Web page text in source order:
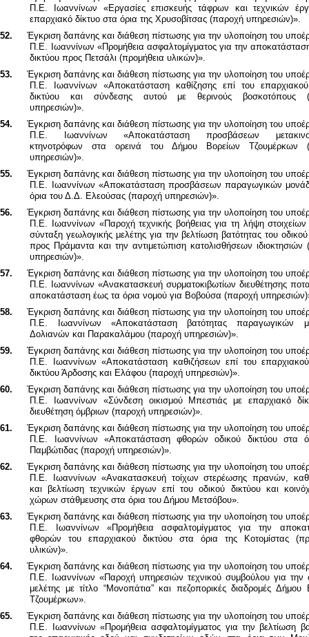
Π.Ε. Ιωαννίνων «Εργασίες επισκευής τάφρων και τεχνικών
επαρχιακό δίκτυο στα όρια της Χρυσοβίτσας (παροχή υπηρεσιών)».
Έγκριση δαπάνης και διάθεση πίστωσης για την υλοποίηση του
Π.Ε. Ιωαννίνων «Προμήθεια ασφαλτομίγματος για την
δικτύου προς Πετσάλι (προμήθεια υλικών)».
Έγκριση δαπάνης και διάθεση πίστωσης για την υλοποίηση του
Π.Ε. Ιωαννίνων «Αποκατάσταση καθίζησης επί του επαρχιακού
δικτύου και σύνδεσης αυτού με θερινούς βοσκοτόπους
υπηρεσιών)».
Έγκριση δαπάνης και διάθεση πίστωσης για την υλοποίηση του
Π.Ε. Ιωαννίνων «Αποκατάσταση προσβάσεων
κτηνοτρόφων στα ορεινά του Δήμου Βορείων Τζουμέρκων
υπηρεσιών)».
Έγκριση δαπάνης και διάθεση πίστωσης για την υλοποίηση του
Π.Ε. Ιωαννίνων «Αποκατάσταση προσβάσεων παραγωγικών
όρια του Δ.Δ. Ελεούσας (παροχή υπηρεσιών)».
Έγκριση δαπάνης και διάθεση πίστωσης για την υλοποίηση του
Π.Ε. Ιωαννίνων «Παροχή τεχνικής βοήθειας για τη λήψη στοιχείων
σύνταξη γεωλογικής μελέτης για την βελτίωση βατότητας του οδικού
προς Πράμαντα και την αντιμετώπιση κατολισθήσεων ιδιοκτησιών
υπηρεσιών)».
Έγκριση δαπάνης και διάθεση πίστωσης για την υλοποίηση του
Π.Ε. Ιωαννίνων «Ανακατασκευή συρματοκιβωτίων διευθέτησης
αποκατάσταση έως τα όρια νομού για Βοβούσα (παροχή
Έγκριση δαπάνης και διάθεση πίστωσης για την υλοποίηση του
Π.Ε. Ιωαννίνων «Αποκατάσταση βατότητας παραγωγικών
Δολιανών και Παρακαλάμου (παροχή υπηρεσιών)».
Έγκριση δαπάνης και διάθεση πίστωσης για την υλοποίηση του
Π.Ε. Ιωαννίνων «Αποκατάσταση καθιζήσεων επί του
δικτύου Άρδοσης και Ελάφου (παροχή υπηρεσιών)».
Έγκριση δαπάνης και διάθεση πίστωσης για την υλοποίηση του
Π.Ε. Ιωαννίνων «Σύνδεση οικισμού Μπεστιάς με επαρχιακό
διευθέτηση όμβριων (παροχή υπηρεσιών)».
Έγκριση δαπάνης και διάθεση πίστωσης για την υλοποίηση του
Π.Ε. Ιωαννίνων «Αποκατάσταση φθορών οδικού δικτύου στα
Παμβώτιδας (παροχή υπηρεσιών)».
Έγκριση δαπάνης και διάθεση πίστωσης για την υλοποίηση του
Π.Ε. Ιωαννίνων «Ανακατασκευή τοίχων στερέωσης πρανών,
και βελτίωση τεχνικών έργων επί του οδικού δικτύου και
χώρων στάθμευσης στα όρια του Δήμου Μετσόβου».
Έγκριση δαπάνης και διάθεση πίστωσης για την υλοποίηση του
Π.Ε. Ιωαννίνων «Προμήθεια ασφαλτομίγματος για την
φθορών του επαρχιακού δικτύου στα όρια της Κοτομίστας
υλικών)».
Έγκριση δαπάνης και διάθεση πίστωσης για την υλοποίηση του
Π.Ε. Ιωαννίνων «Παροχή υπηρεσιών τεχνικού συμβούλου για την
μελέτης με τίτλο “Μονοπάτια” και πεζοπορικές διαδρομές Δήμου
Τζουμέρκων».
Έγκριση δαπάνης και διάθεση πίστωσης για την υλοποίηση του
Π.Ε. Ιωαννίνων«Προμήθεια ασφαλτομίγματος για την βελτίωση